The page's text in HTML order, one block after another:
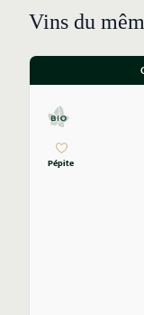
Vins du
Pépite